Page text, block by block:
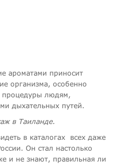
ароматами приносит
организма, особенно
процедуры людям,
дыхательных путей.
в Таиланде.
в каталогах всех даже
Он стал настолько
и не знают, правильная ли